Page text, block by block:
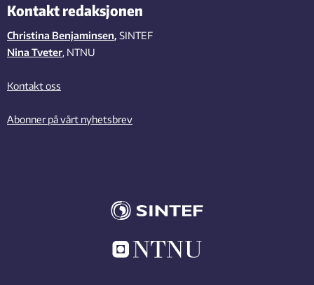
Kontakt redaksjonen
Christina Benjaminsen, SINTEF
Nina Tveter, NTNU
Kontakt oss
Abonner på vårt nyhetsbrev